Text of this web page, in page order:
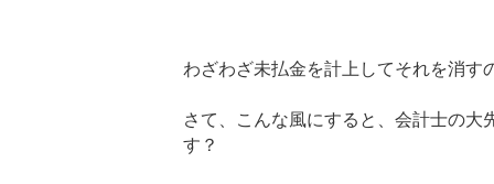
わざわざ未払金を計上してそれを消す
さて、こんな風にすると、会計士の大
す？